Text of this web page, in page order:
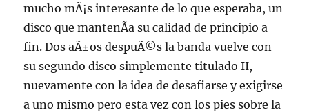
mucho mÃ¡s interesante de lo que esperaba, un
disco que mantenÃ­a su calidad de principio a
fin. Dos aÃ±os despuÃ©s la banda vuelve con
su segundo disco simplemente titulado II,
nuevamente con la idea de desafiarse y exigirse
a uno mismo pero esta vez con los pies sobre la